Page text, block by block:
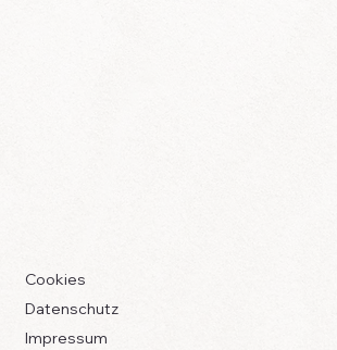
Cookies
Datenschutz
Impressum